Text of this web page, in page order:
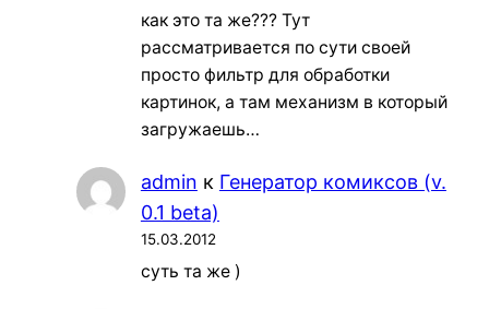
как это та же??? Тут
рассматривается по сути своей
просто фильтр для обработки
картинок, а там механизм в который
загружаешь…
admin к Генератор комиксов (v.
0.1 beta)
15.03.2012
суть та же )